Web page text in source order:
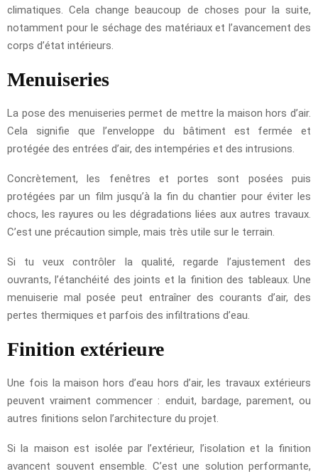
climatiques. Cela change beaucoup de choses pour la suite,
notamment pour le séchage des matériaux et l’avancement des
corps d’état intérieurs.
Menuiseries
La pose des menuiseries permet de mettre la maison hors d’air.
Cela signifie que l’enveloppe du bâtiment est fermée et
protégée des entrées d’air, des intempéries et des intrusions.
Concrètement, les fenêtres et portes sont posées puis
protégées par un film jusqu’à la fin du chantier pour éviter les
chocs, les rayures ou les dégradations liées aux autres travaux.
C’est une précaution simple, mais très utile sur le terrain.
Si tu veux contrôler la qualité, regarde l’ajustement des
ouvrants, l’étanchéité des joints et la finition des tableaux. Une
menuiserie mal posée peut entraîner des courants d’air, des
pertes thermiques et parfois des infiltrations d’eau.
Finition extérieure
Une fois la maison hors d’eau hors d’air, les travaux extérieurs
peuvent vraiment commencer : enduit, bardage, parement, ou
autres finitions selon l’architecture du projet.
Si la maison est isolée par l’extérieur, l’isolation et la finition
avancent souvent ensemble. C’est une solution performante,